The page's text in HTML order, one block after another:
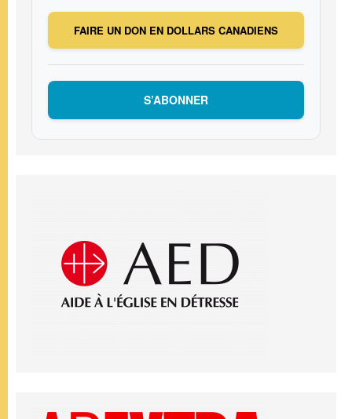
FAIRE UN DON EN DOLLARS CANADIENS
S’ABONNER